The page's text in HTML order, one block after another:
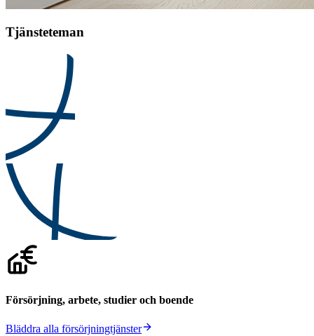
Tjänsteteman
Försörjning, arbete, studier och boende
Bläddra alla försörjningtjänster